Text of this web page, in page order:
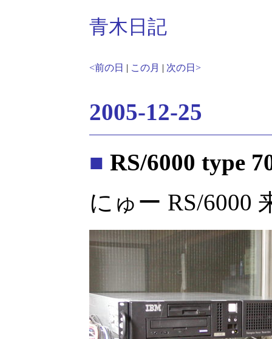
青木日記
<前の日 | この月 | 次の日>
2005-12-25
■ RS/6000 type
にゅー RS/6000